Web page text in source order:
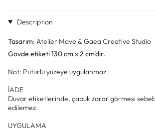
Description
Tasarım: Atelier Mave &Gaea Creative Studio
Gövde etiketi 130 cm x 2 cm'dir.
Not: Pütürlü yüzeye uygulanmaz.
İADE
Duvar etiketlerinde, çabuk zarar görmesi
edilemez.
UYGULAMA